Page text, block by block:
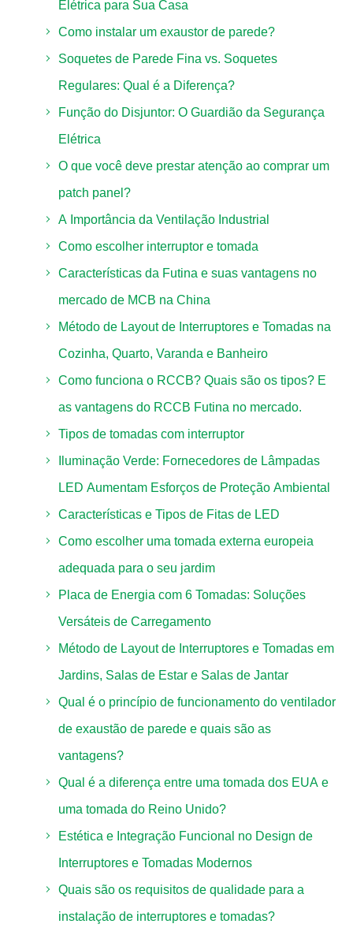
Elétrica para Sua Casa
Como instalar um exaustor de parede?
Soquetes de Parede Fina vs. Soquetes
Regulares: Qual é a Diferença?
Função do Disjuntor: O Guardião da Segurança
Elétrica
O que você deve prestar atenção ao comprar um
patch panel?
A Importância da Ventilação Industrial
Como escolher interruptor e tomada
Características da Futina e suas vantagens no
mercado de MCB na China
Método de Layout de Interruptores e Tomadas na
Cozinha, Quarto, Varanda e Banheiro
Como funciona o RCCB? Quais são os tipos? E
as vantagens do RCCB Futina no mercado.
Tipos de tomadas com interruptor
Iluminação Verde: Fornecedores de Lâmpadas
LED Aumentam Esforços de Proteção Ambiental
Características e Tipos de Fitas de LED
Como escolher uma tomada externa europeia
adequada para o seu jardim
Placa de Energia com 6 Tomadas: Soluções
Versáteis de Carregamento
Método de Layout de Interruptores e Tomadas em
Jardins, Salas de Estar e Salas de Jantar
Qual é o princípio de funcionamento do ventilador
de exaustão de parede e quais são as
vantagens?
Qual é a diferença entre uma tomada dos EUA e
uma tomada do Reino Unido?
Estética e Integração Funcional no Design de
Interruptores e Tomadas Modernos
Quais são os requisitos de qualidade para a
instalação de interruptores e tomadas?